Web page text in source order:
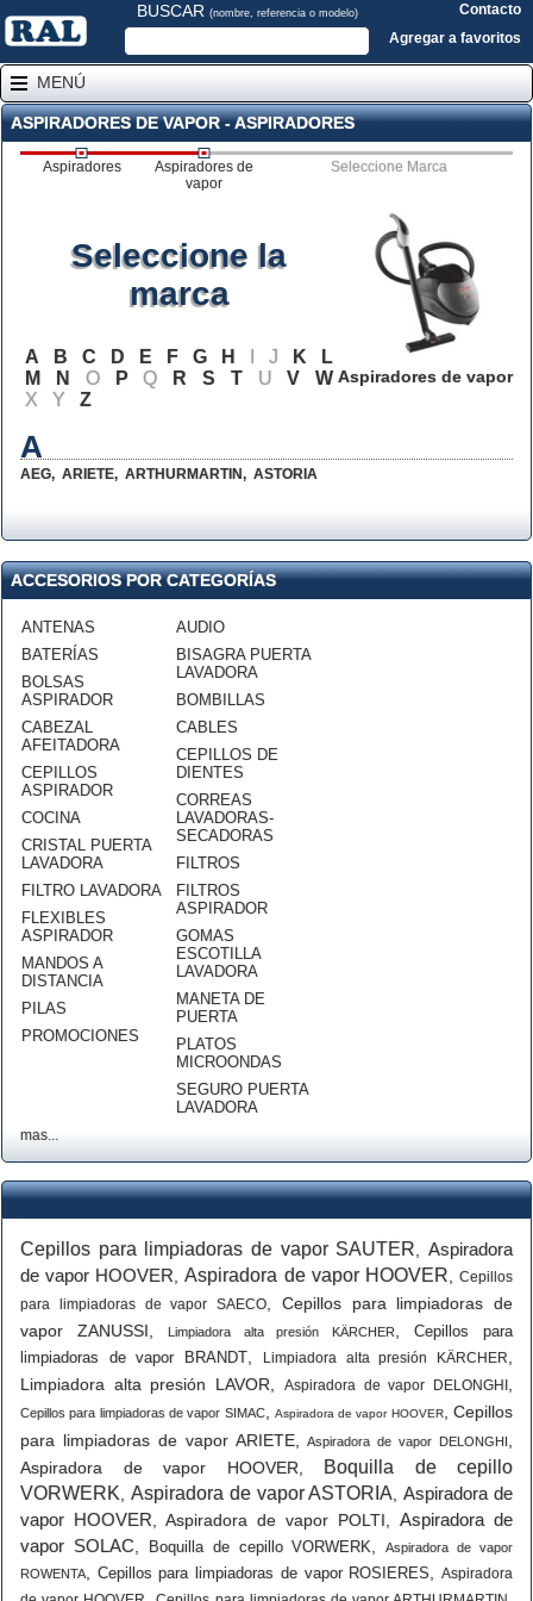
BUSCAR (nombre, referencia o modelo)
Contacto
Agregar a favoritos
MENÚ
ASPIRADORES DE VAPOR - ASPIRADORES
Aspiradores
Aspiradores de
vapor
Seleccione Marca
Aspiradores de vapor
Seleccione la
marca
A B C D E F G H J K
L
M
N O P Q R S T U V
W
X
Y Z
A
AEG, ARIETE, ARTHURMARTIN, ASTORIA
ACCESORIOS POR CATEGORÍAS
ANTENAS
BATERÍAS
BOLSAS
ASPIRADOR
CABEZAL
AFEITADORA
CEPILLOS
ASPIRADOR
COCINA
CRISTAL PUERTA
LAVADORA
FILTRO LAVADORA
FLEXIBLES
ASPIRADOR
MANDOS A
DISTANCIA
PILAS
PROMOCIONES
AUDIO
BISAGRA PUERTA
LAVADORA
BOMBILLAS
CABLES
CEPILLOS DE
DIENTES
CORREAS
LAVADORAS-
SECADORAS
FILTROS
FILTROS
ASPIRADOR
GOMAS
ESCOTILLA
LAVADORA
MANETA DE
PUERTA
PLATOS
MICROONDAS
SEGURO PUERTA
LAVADORA
mas...
Cepillos para limpiadoras de vapor SAUTER ,Aspiradora
de vapor HOOVER ,Aspiradora de vapor HOOVER ,Cepillos
para limpiadoras de vapor SAECO
Cepillos para limpiadoras de
vapor ZANUSSI
Limpiadora alta presión KÄRCHER ,Cepillos para
limpiadoras de vapor BRANDT
Limpiadora alta presión KÄRCHER
Limpiadora alta presión LAVOR
Aspiradora de vapor DELONGHI
Cepillos para limpiadoras de vapor SIMAC, Aspiradora de vapor HOOVER,Cepillos
para limpiadoras de vapor ARIETE,Aspiradora de vapor DELONGHI
Aspiradora de vapor HOOVER
Boquilla de cepillo
VORWERK Aspiradora de vapor ASTORIA ,Aspiradora de
vapor HOOVER
Aspiradora de vapor POLTI
Aspiradora de
vapor SOLAC
Boquilla de cepillo VORWERK ,Aspiradora de vapor
ROWENTA
Cepillos para limpiadoras de vapor ROSIERES ,Aspiradora